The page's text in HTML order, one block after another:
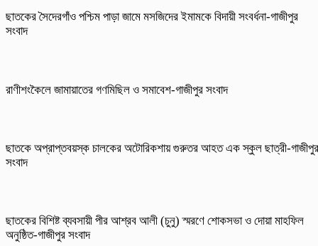
ছাতকের সৈদেরগাঁও পশ্চিম পাড়া জামে মসজিদের ইমামকে বিদায়ী সংবর্ধনা-গাজীপুর
সংবাদ
রাণীশংকৈলে জামায়াতের গণমিছিল ও সমাবেশ-গাজীপুর সংবাদ
ছাতকে অপ্রাপ্তবয়স্ক চালকের অটোরিকশায় গুরুতর আহত এক স্কুল ছাত্রী-গাজীপুর
সংবাদ
ছাতকের বিশিষ্ট ব্যবসায়ী পীর আশ্রব আলী (চুনু) স্মরণে শোকসভা ও দোয়া মাহফিল
অনুষ্ঠিত-গাজীপুর সংবাদ